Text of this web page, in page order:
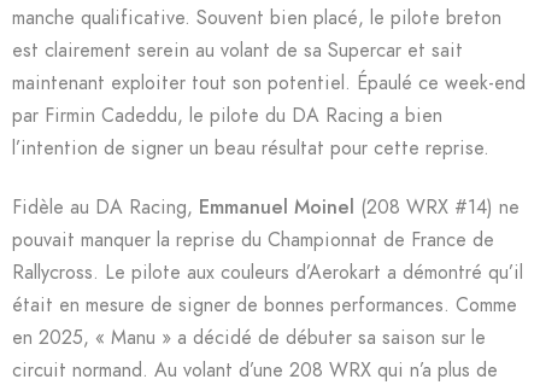
manche qualificative. Souvent bien placé, le pilote breton
est clairement serein au volant de sa Supercar et sait
maintenant exploiter tout son potentiel. Épaulé ce week-end
par Firmin Cadeddu, le pilote du DA Racing a bien
l’intention de signer un beau résultat pour cette reprise.
Fidèle au DA Racing, Emmanuel Moinel (208 WRX #14) ne
pouvait manquer la reprise du Championnat de France de
Rallycross. Le pilote aux couleurs d’Aerokart a démontré qu’il
était en mesure de signer de bonnes performances. Comme
en 2025, « Manu » a décidé de débuter sa saison sur le
circuit normand. Au volant d’une 208 WRX qui n’a plus de